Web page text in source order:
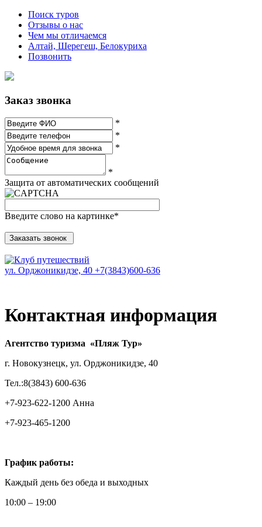
Поиск туров
Отзывы о нас
Чем мы отличаемся
Алтай, Шерегеш, Белокуриха
Позвонить
Заказ звонка
*
*
*
*
Защита от автоматических сообщений
Введите слово на картинке*
ул. Орджоникидзе, 40 +7(3843)600-636
Контактная информация
Агентство туризма «Пляж Тур»
г. Новокузнецк, ул. Орджоникидзе, 40
Тел.:8(3843) 600-636
+7-923-622-1200 Анна
+7-923-465-1200
График работы:
Каждый день без обеда и выходных
10:00 – 19:00